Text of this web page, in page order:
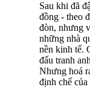
Sau khi đã
đồng - theo
đòn, nhưng
những nhà
nền kinh tế.
đấu tranh
Nhưng hoá
định chế